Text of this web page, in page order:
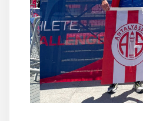
İLETİŞİM